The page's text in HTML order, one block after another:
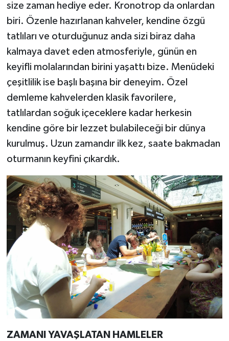
size zaman hediye eder. Kronotrop da onlardan
biri. Özenle hazırlanan kahveler, kendine özgü
tatlıları ve oturduğunuz anda sizi biraz daha
kalmaya davet eden atmosferiyle, günün en
keyifli molalarından birini yaşattı bize. Menüdeki
çeşitlilik ise başlı başına bir deneyim. Özel
demleme kahvelerden klasik favorilere,
tatlılardan soğuk içeceklere kadar herkesin
kendine göre bir lezzet bulabileceği bir dünya
kurulmuş. Uzun zamandır ilk kez, saate bakmadan
oturmanın keyfini çıkardık.
ZAMANI YAVAŞLATAN HAMLELER